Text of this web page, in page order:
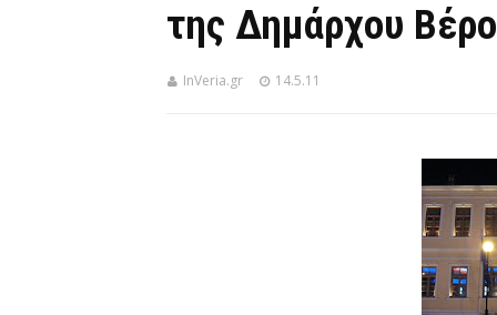
της Δημάρχου
InVeria.gr 14.5.11